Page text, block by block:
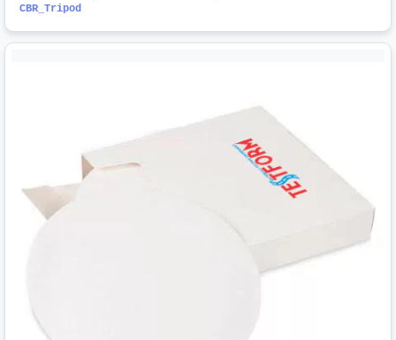
CBR_Tripod